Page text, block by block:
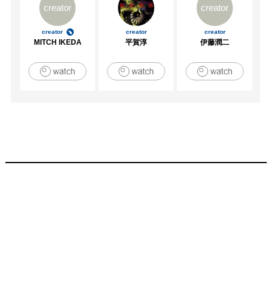
creator
creator
MITCH IKEDA
creator
平賀淳
creator
creator
伊藤潤二